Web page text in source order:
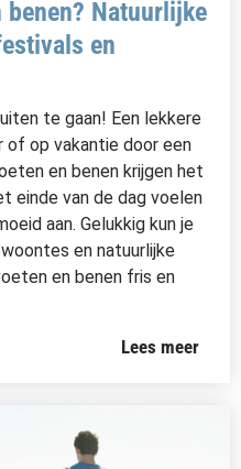
benen? Natuurlijke
en
te gaan! Een lekkere
of op vakantie door een
en benen krijgen het
einde van de dag voelen
aan. Gelukkig kun je
en natuurlijke
en benen fris en
Lees meer